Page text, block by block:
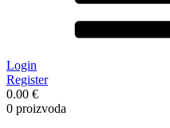
Login
Register
0.00 €
0 proizvoda